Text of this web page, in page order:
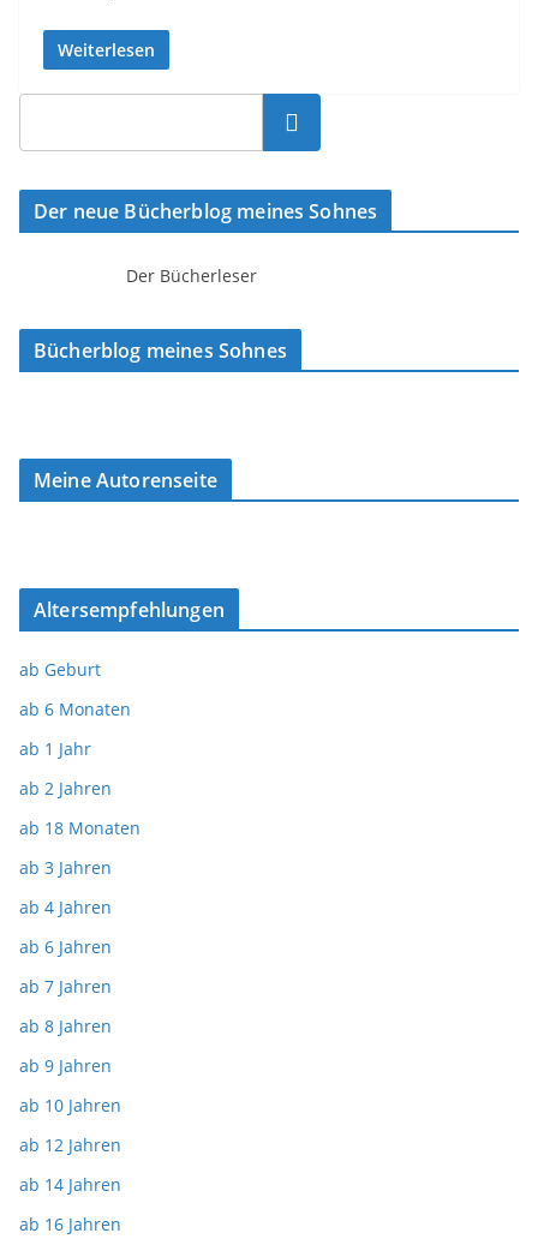
Weiterlesen
Suchen
Der neue Bücherblog meines Sohnes
Der Bücherleser
Bücherblog meines Sohnes
Meine Autorenseite
Altersempfehlungen
ab Geburt
ab 6 Monaten
ab 1 Jahr
ab 2 Jahren
ab 18 Monaten
ab 3 Jahren
ab 4 Jahren
ab 6 Jahren
ab 7 Jahren
ab 8 Jahren
ab 9 Jahren
ab 10 Jahren
ab 12 Jahren
ab 14 Jahren
ab 16 Jahren